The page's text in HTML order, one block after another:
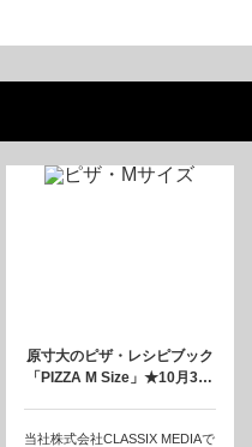
原寸大のピザ・レシピブック
「PIZZA M Size」★10月3…
当社株式会社CLASSIX MEDIAで